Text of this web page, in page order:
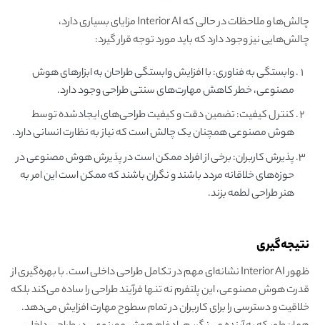
چالش‌ها و ملاحظات در حالی که Interior AI مزایای بسیاری دارد،
چالش‌هایی نیز وجود دارد که باید مورد توجه قرار گیرد:
وابستگی به فناوری: با افزایش وابستگی طراحان به ابزارهای هوش
مصنوعی، خطر کاهش مهارت‌های سنتی طراحی وجود دارد.
کنترل کیفیت: تضمین دقت و کیفیت طراحی‌های ایجادشده توسط
هوش مصنوعی همچنان یک چالش است که نیاز به نظارت انسانی دارد.
پذیرش کاربران: برخی از افراد ممکن است در پذیرش هوش مصنوعی در
حوزه‌های خلاقانه مردد باشند و نگران باشند که ممکن است این امر به
هنر طراحی لطمه بزند.
نتیجه‌گیری
ظهور Interior AI نشانه‌ای مهم در تکامل طراحی داخلی است. با بهره‌گیری از
قدرت هوش مصنوعی، این پلتفرم نه تنها فرآیند طراحی را ساده می‌کند بلکه
خلاقیت و دسترسی را برای کاربران در تمام سطوح مهارت افزایش می‌دهد.